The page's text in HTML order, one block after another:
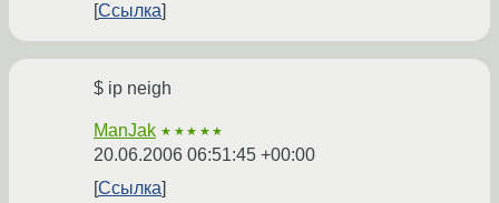
Ссылка
$ ip neigh
ManJak ★★★★★
20.06.2006 06:51:45 +00:00
Ссылка